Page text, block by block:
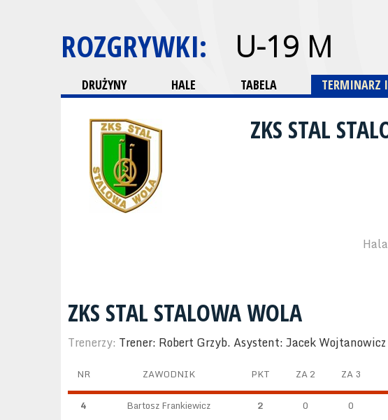
ROZGRYWKI: U-19 M
DRUŻYNY HALE TABELA TERMINARZ
ZKS STAL
ZKS STAL STALOWA WOLA
Trenerzy: Trener: Robert Grzyb. Asystent: Jacek Wojtanowicz
NR ZAWODNIK PKT ZA 2 ZA 3
4 Bartosz Frankiewicz 2 0 0